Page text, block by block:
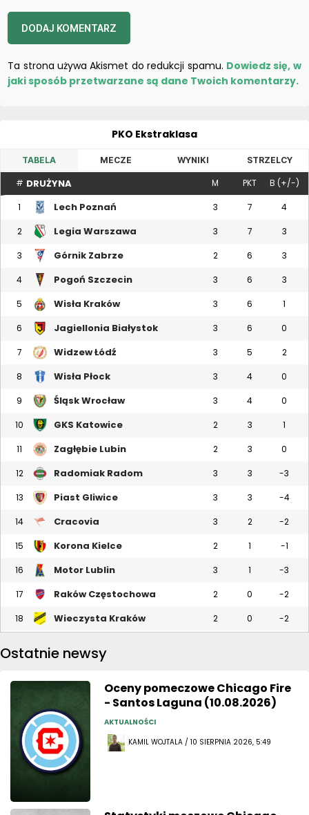
Ta strona używa Akismet do redukcji spamu. Dowiedz się, w
jaki sposób przetwarzane są dane Twoich komentarzy.
PKO Ekstraklasa
TABELA MECZE WYNIKI STRZELCY
# DRUŻYNA M PKT B (+/-)
1 Lech Poznań 3 7 4
2 Legia Warszawa 3 7 3
3 Górnik Zabrze 2 6 3
4 Pogoń Szczecin 3 6 3
5 Wisła Kraków 3 6 1
6 Jagiellonia Białystok 3 6 0
7 Widzew Łódź 3 5 2
8 Wisła Płock 3 4 0
9 Śląsk Wrocław 3 4 0
10 GKS Katowice 2 3 1
11 Zagłębie Lubin 2 3 0
12 Radomiak Radom 3 3 -3
13 Piast Gliwice 3 3 -4
14 Cracovia 3 2 -2
15 Korona Kielce 2 1 -1
16 Motor Lublin 3 1 -3
17 Raków Częstochowa 2 0 -2
18 Wieczysta Kraków 2 0 -2
Ostatnie newsy
Oceny pomeczowe Chicago Fire
- Santos Laguna (10.08.2026)
AKTUALNOŚCI
KAMIL WOJTALA / 10 SIERPNIA 2026, 5:49